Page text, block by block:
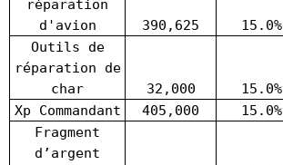
réparation
d'avion
390,625
15.0%
Outils de
réparation de
char
32,000
15.0%
Xp Commandant
405,000
15.0%
Fragment
d’argent